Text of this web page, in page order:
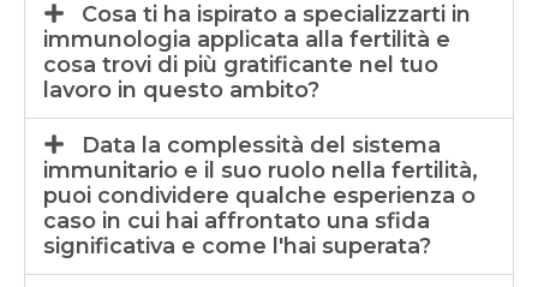
Cosa ti ha ispirato a specializzarti in
immunologia applicata alla fertilità e
cosa trovi di più gratificante nel tuo
lavoro in questo ambito?
Data la complessità del sistema
immunitario e il suo ruolo nella fertilità,
puoi condividere qualche esperienza o
caso in cui hai affrontato una sfida
significativa e come l'hai superata?